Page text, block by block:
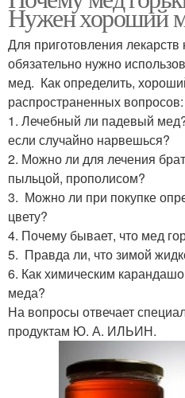
Нужен хороший
Для приготовления
обязательно нужно
мед. Как определить,
распространенных вопросов:
1. Лечебный ли падевый
если случайно нарвешься?
2. Можно ли для лечения
пыльцой, прополисом?
3. Можно ли при покупке
цвету?
4. Почему бывает, что мед
5. Правда ли, что зимой
6. Как химическим
меда?
На вопросы отвечает
продуктам Ю. А. ИЛЬИН.